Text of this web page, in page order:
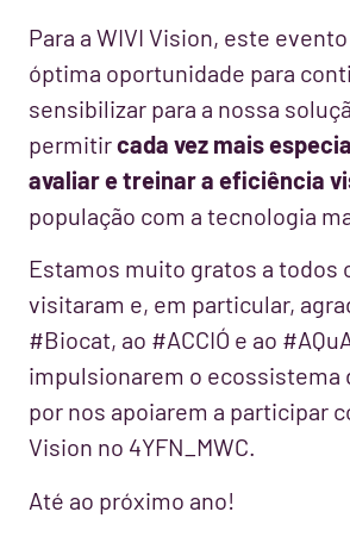
Para a WIVI Vision, este
óptima oportunidade para
sensibilizar para a nossa
permitircada vez mais
avaliar e treinar a eficiência
população com a tecnologia
Estamos muito gratos a todos
visitaram e, em particular,
#Biocat, ao #ACCIÓ e ao
impulsionarem o ecossistema
por nos apoiarem a participar
Vision no 4YFN_MWC.
Até ao próximo ano!